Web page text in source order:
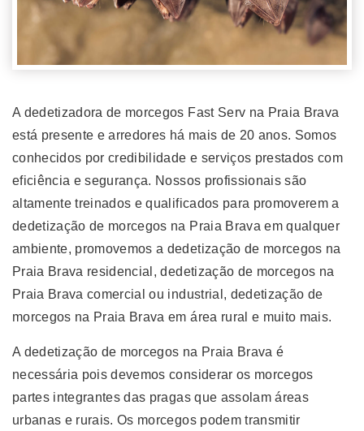
A dedetizadora de morcegos Fast Serv na Praia Brava
está presente e arredores há mais de 20 anos. Somos
conhecidos por credibilidade e serviços prestados com
eficiência e segurança. Nossos profissionais são
altamente treinados e qualificados para promoverem a
dedetização de morcegos na Praia Brava em qualquer
ambiente, promovemos a dedetização de morcegos na
Praia Brava residencial, dedetização de morcegos na
Praia Brava comercial ou industrial, dedetização de
morcegos na Praia Brava em área rural e muito mais.
A dedetização de morcegos na Praia Brava é
necessária pois devemos considerar os morcegos
partes integrantes das pragas que assolam áreas
urbanas e rurais. Os morcegos podem transmitir